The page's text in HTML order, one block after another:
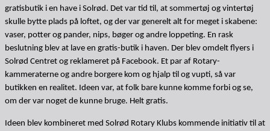
gratisbutik i en have i Solrød. Det var tid til, at sommertøj og vintertøj
skulle bytte plads på loftet, og der var generelt alt for meget i skabene:
vaser, potter og pander, nips, bøger og andre loppeting. En rask
beslutning blev at lave en gratis-butik i haven. Der blev omdelt flyers i
Solrød Centret og reklameret på Facebook. Et par af Rotary-
kammeraterne og andre borgere kom og hjalp til og vupti, så var
butikken en realitet. Ideen var, at folk bare kunne komme forbi og se,
om der var noget de kunne bruge. Helt gratis.
Ideen blev kombineret med Solrød Rotary Klubs kommende initiativ til at